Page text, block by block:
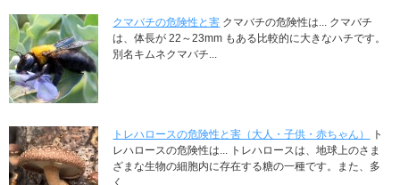
クマバチの危険性と害 クマバチの危険性は... クマバチ
は、体長が 22～23mm もある比較的に大きなハチです。
別名キムネクマバチ...
トレハロースの危険性と害（大人・子供・赤ちゃん）
ト
レハロースの危険性は... トレハロースは、地球上のさま
ざまな生物の細胞内に存在する糖の一種です。また、多
く...